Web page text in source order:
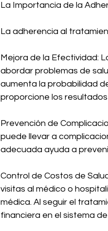
La Importancia de la
La adherencia al
Mejora de la Efectividad:
abordar problemas de
aumenta la probabilidad
proporcione los
Prevención de
puede llevar a
adecuada ayuda a
Control de Costos de
visitas al médico o
médica. Al seguir el
financiera en el sistema de